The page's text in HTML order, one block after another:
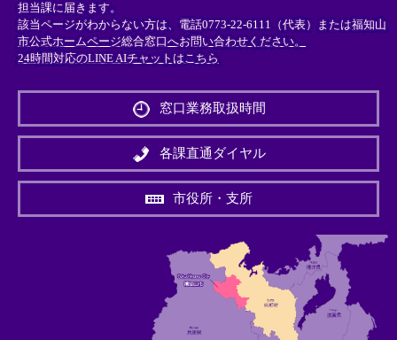
担当課に届きます。
該当ページがわからない方は、電話0773-22-6111（代表）または福知山
市公式ホームページ総合窓口へお問い合わせください。
24時間対応のLINE AIチャットはこちら
外
リ
ン
＞
窓口業務取扱時間
各課直通ダイヤル
市役所・支所